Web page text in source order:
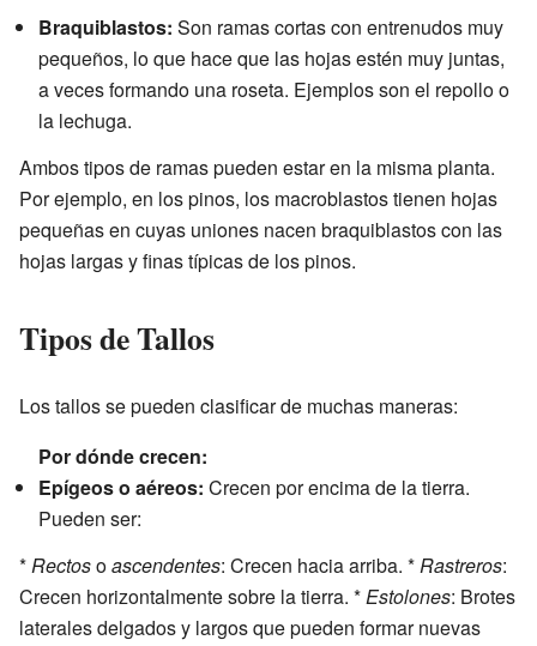
Braquiblastos: Son ramas cortas con entrenudos muy
pequeños, lo que hace que las hojas estén muy juntas,
a veces formando una roseta. Ejemplos son el repollo o
la lechuga.
Ambos tipos de ramas pueden estar en la misma planta.
Por ejemplo, en los pinos, los macroblastos tienen hojas
pequeñas en cuyas uniones nacen braquiblastos con las
hojas largas y finas típicas de los pinos.
Tipos de Tallos
Los tallos se pueden clasificar de muchas maneras:
Por dónde crecen:
Epígeos o aéreos: Crecen por encima de la tierra.
Pueden ser:
*Rectosoascendentes: Crecen hacia arriba. *Rastreros:
Crecen horizontalmente sobre la tierra. *Estolones: Brotes
laterales delgados y largos que pueden formar nuevas